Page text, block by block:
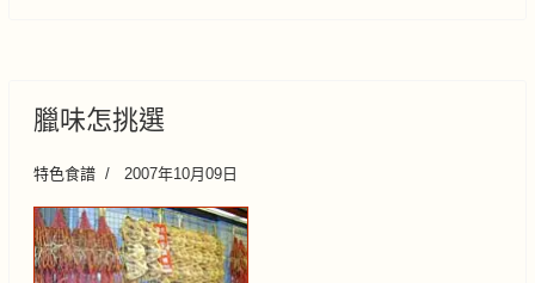
臘味怎挑選
特色食譜 2007年10月09日